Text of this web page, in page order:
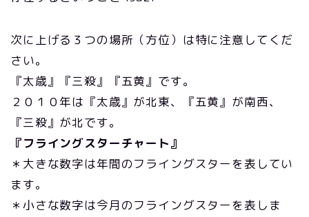
次に上げる３つの場所（方位）は特に注意してくだ
さい。
『太歳』『三殺』『五黄』です。
２０１０年は『太歳』が北東、『五黄』が南西、
『三殺』が北です。
『フライングスターチャート』
＊大きな数字は年間のフライングスターを表してい
ます。
＊小さな数字は今月のフライングスターを表しま